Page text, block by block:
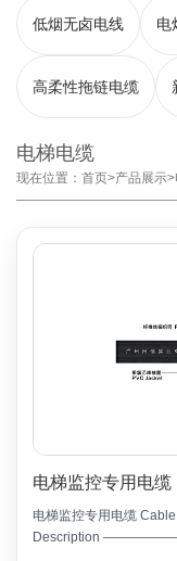
低烟无卤电线 电
高柔性拖链电缆
现在位置： 首页>产品展示>
电梯电缆
电梯监控专用电缆
电梯监控专用电缆
Description